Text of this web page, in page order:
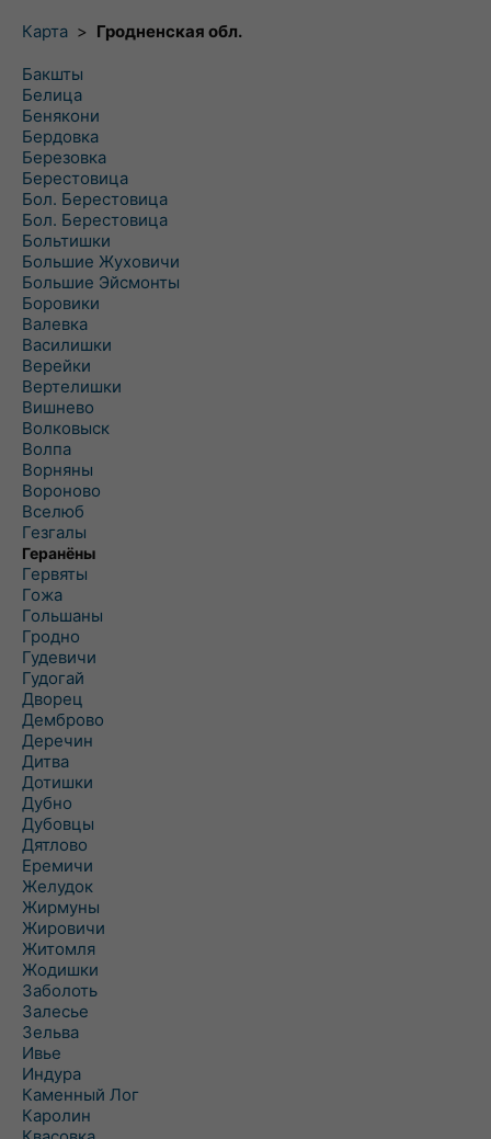
Карта > Гродненская обл.
Бакшты
Белица
Бенякони
Бердовка
Березовка
Берестовица
Бол. Берестовица
Бол. Берестовица
Больтишки
Большие Жуховичи
Большие Эйсмонты
Боровики
Валевка
Василишки
Верейки
Вертелишки
Вишнево
Волковыск
Волпа
Ворняны
Вороново
Вселюб
Гезгалы
Геранёны
Гервяты
Гожа
Гольшаны
Гродно
Гудевичи
Гудогай
Дворец
Демброво
Деречин
Дитва
Дотишки
Дубно
Дубовцы
Дятлово
Еремичи
Желудок
Жирмуны
Жировичи
Житомля
Жодишки
Заболоть
Залесье
Зельва
Ивье
Индура
Каменный Лог
Каролин